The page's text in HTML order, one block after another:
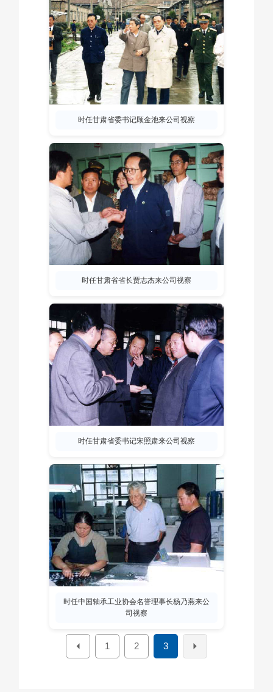
时任甘肃省委书记顾金池来公司视察
时任甘肃省省长贾志杰来公司视察
时任甘肃省委书记宋照肃来公司视察
时任中国轴承工业协会名誉理事长杨乃燕来公
司视察
1 2 3